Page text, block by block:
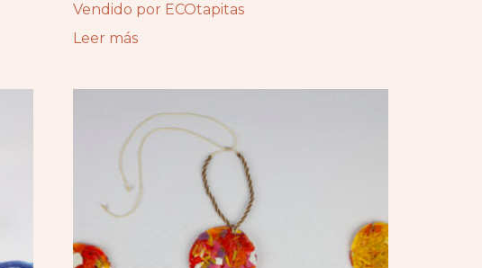
Vendido por ECOtapitas
Leer más